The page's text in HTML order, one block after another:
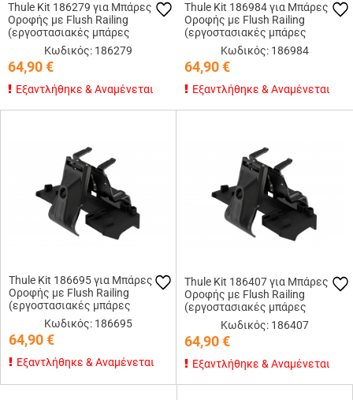
Thule Kit 186279 για Μπάρες
Οροφής με Flush Railing
(εργοστασιακές μπάρες
εφαπτόμενες στην οροφή)
Κωδικός: 186279
64,90€
Εξαντλήθηκε & Αναμένεται
Thule Kit 186984 για Μπάρες
Οροφής με Flush Railing
(εργοστασιακές μπάρες
εφαπτόμενες στην οροφή)
Κωδικός: 186984
64,90€
Εξαντλήθηκε & Αναμένεται
Thule Kit 186695 για Μπάρες
Οροφής με Flush Railing
(εργοστασιακές μπάρες
εφαπτόμενες στην οροφή)
Κωδικός: 186695
64,90€
Εξαντλήθηκε & Αναμένεται
Thule Kit 186407 για Μπάρες
Οροφής με Flush Railing
(εργοστασιακές μπάρες
εφαπτόμενες στην οροφή)
Κωδικός: 186407
64,90€
Εξαντλήθηκε & Αναμένεται